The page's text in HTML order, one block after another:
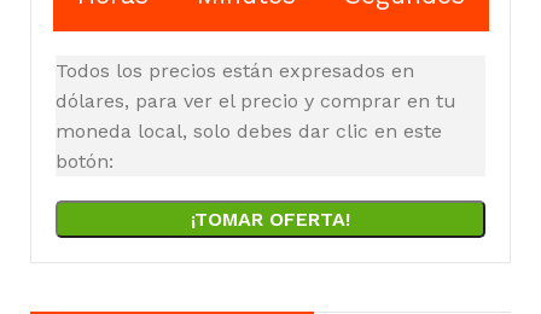
Todos los precios están expresados en
dólares, para ver el precio y comprar en tu
moneda local, solo debes dar clic en este
botón:
¡TOMAR OFERTA!